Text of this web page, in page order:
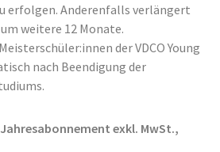
erfolgen. Anderenfalls verlängert
weitere 12 Monate.
der VDCO Young
nach Beendigung der
exkl. MwSt.,